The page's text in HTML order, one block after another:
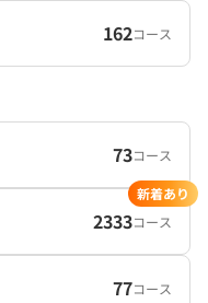
162コース
73コース
2333コース
新着あり
77コース